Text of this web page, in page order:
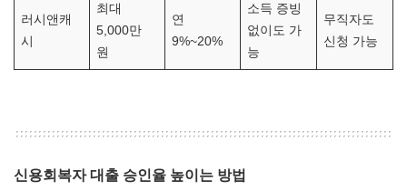
러시앤캐
시
최대
5,000만
원
연
9%~20%
소득 증빙
없이도 가
능
무직자도
신청 가능
신용회복자 대출 승인율 높이는 방법